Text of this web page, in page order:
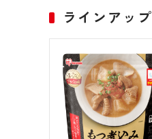
ラインアップ